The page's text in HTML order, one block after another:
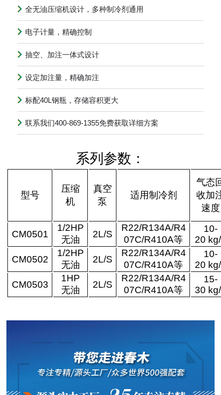
全无油压缩机设计，多种制冷剂通用
电子计量，精确控制
抽空、加注一体式设计
设定加注量，精确加注
标配40L钢瓶，存储容积更大
联系我们400-869-1355免费获取详细方案
系列参数：
型号
压缩
机
真空
泵
适用制冷剂
气态
收加
速度
CM0501
1/2HP
无油
2L/S
R22/R134A/R4
07C/R410A等
10-
20
CM0502
1/2HP
无油
2L/S
R22/R134A/R4
07C/R410A等
10-
20
CM0503
1HP
无油
2L/S
R22/R134A/R4
07C/R410A等
15-
30